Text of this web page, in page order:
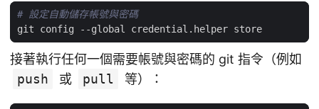
# 設定自動儲存帳號與密碼
接著執行任何一個需要帳號與密碼的 git 指令（例如
push
或 pull 等）：